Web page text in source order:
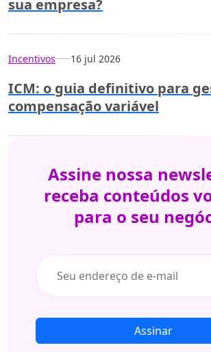
sua empresa?
Incentivos 16 jul 2026
ICM: o guia definitivo para
compensação variável
Assine nossa
receba conteúdos
para o seu
Assinar